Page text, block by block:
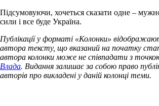
Підсумовуючи, хочеться сказати одне –
сили і все буде Україна.
Публікації у форматі «Колонки»
автора тексту, що вказаний на початку
автора колонки може не співпадати з
Влада. Видання залишає за собою право
авторів про викладені у даній колонці теми.